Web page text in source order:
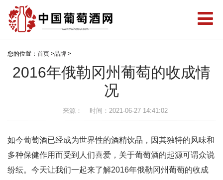
您的位置： 首页 >品牌 >
2016年俄勒冈州葡萄的收成情
况
来源： 时间：2021-06-27 14:41:02
如今葡萄酒已经成为世界性的酒精饮品，因其独特的风味和
多种保健作用而受到人们喜爱，关于葡萄酒的起源可谓众说
纷纭。今天让我们一起来了解2016年俄勒冈州葡萄的收成